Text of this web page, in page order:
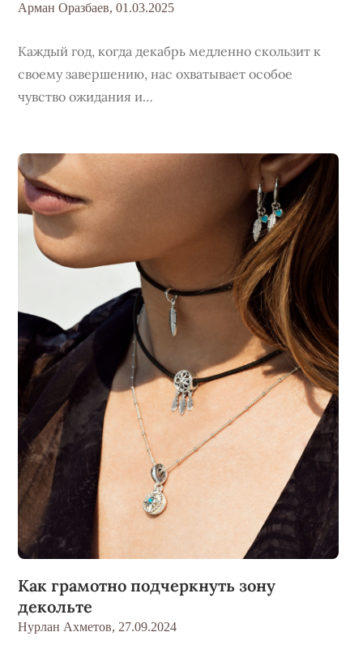
Арман Оразбаев, 01.03.2025
Каждый год, когда декабрь медленно скользит к
своему завершению, нас охватывает особое
чувство ожидания и…
Как грамотно подчеркнуть зону
декольте
Нурлан Ахметов, 27.09.2024